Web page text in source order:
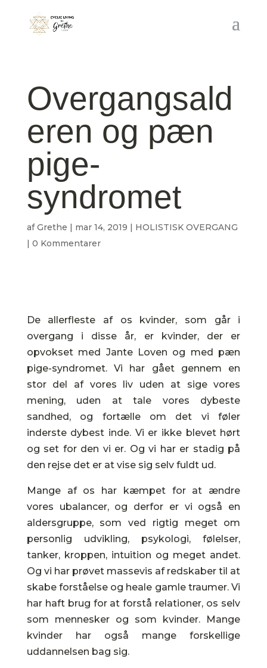
Overgangsald
eren og pæn
pige-
syndromet
afGrethe | mar 14, 2019 | HOLISTISK OVERGANG
| 0 Kommentarer
De allerfleste af os kvinder, som går i
overgang i disse år, er kvinder, der er
opvokset med Jante Loven og med pæn
pige-syndromet. Vi har gået gennem en
stor del af vores liv uden at sige vores
mening, uden at tale vores dybeste
sandhed, og fortælle om det vi føler
inderste dybest inde. Vi er ikke blevet hørt
og set for den vi er. Og vi har er stadig på
den rejse det er at vise sig selv fuldt ud.
Mange af os har kæmpet for at ændre
vores ubalancer, og derfor er vi også en
aldersgruppe, som ved rigtig meget om
personlig udvikling, psykologi, følelser,
tanker, kroppen, intuition og meget andet.
Og vi har prøvet massevis af redskaber til at
skabe forståelse og heale gamle traumer. Vi
har haft brug for at forstå relationer, os selv
som mennesker og som kvinder. Mange
kvinder har også mange forskellige
uddannelsen bag sig.